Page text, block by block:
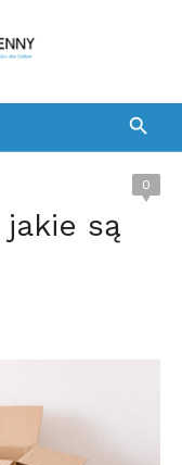
0
są